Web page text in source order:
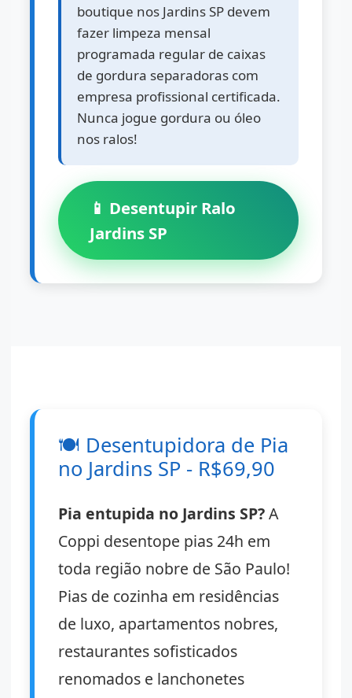
boutique nos Jardins SP devem
fazer limpeza mensal
programada regular de caixas
de gordura separadoras com
empresa profissional certificada.
Nunca jogue gordura ou óleo
nos ralos!
📱 Desentupir Ralo
Jardins SP
🍽️ Desentupidora de Pia
no Jardins SP - R$69,90
Pia entupida no Jardins SP?A
Coppi desentope pias 24h em
toda região nobre de São Paulo!
Pias de cozinha em residências
de luxo, apartamentos nobres,
restaurantes sofisticados
renomados e lanchonetes